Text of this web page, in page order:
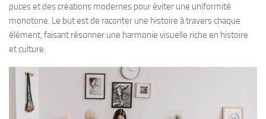
puces et des créations modernes pour éviter une uniformité
monotone. Le but est de raconter une histoire à travers chaque
élément, faisant résonner une harmonie visuelle riche en histoire
et culture.